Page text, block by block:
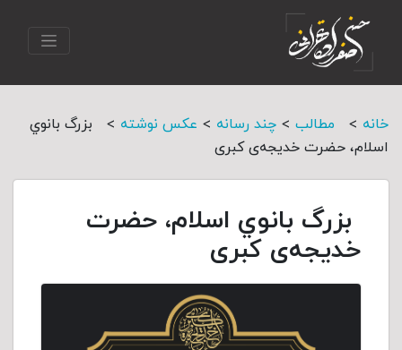
خانه > مطالب > چند رسانه > عکس نوشته >
بزرگ بانوي
اسلام، حضرت خدیجه‌ی کبری
بزرگ بانوي اسلام، حضرت
خدیجه‌ی کبری